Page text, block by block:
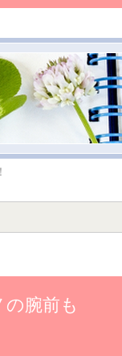
腕前も